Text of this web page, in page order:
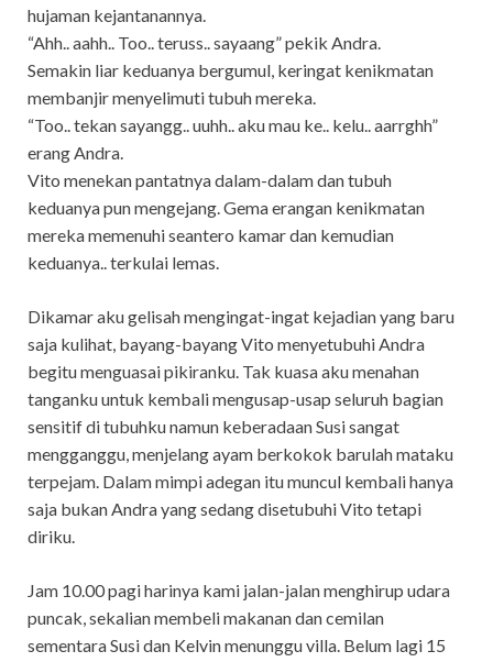
hujaman kejantanannya.
“Ahh.. aahh.. Too.. teruss.. sayaang” pekik Andra.
Semakin liar keduanya bergumul, keringat kenikmatan
membanjir menyelimuti tubuh mereka.
“Too.. tekan sayangg.. uuhh.. aku mau ke.. kelu.. aarrghh”
erang Andra.
Vito menekan pantatnya dalam-dalam dan tubuh
keduanya pun mengejang. Gema erangan kenikmatan
mereka memenuhi seantero kamar dan kemudian
keduanya.. terkulai lemas.
Dikamar aku gelisah mengingat-ingat kejadian yang baru
saja kulihat, bayang-bayang Vito menyetubuhi Andra
begitu menguasai pikiranku. Tak kuasa aku menahan
tanganku untuk kembali mengusap-usap seluruh bagian
sensitif di tubuhku namun keberadaan Susi sangat
mengganggu, menjelang ayam berkokok barulah mataku
terpejam. Dalam mimpi adegan itu muncul kembali hanya
saja bukan Andra yang sedang disetubuhi Vito tetapi
diriku.
Jam 10.00 pagi harinya kami jalan-jalan menghirup udara
puncak, sekalian membeli makanan dan cemilan
sementara Susi dan Kelvin menunggu villa. Belum lagi 15